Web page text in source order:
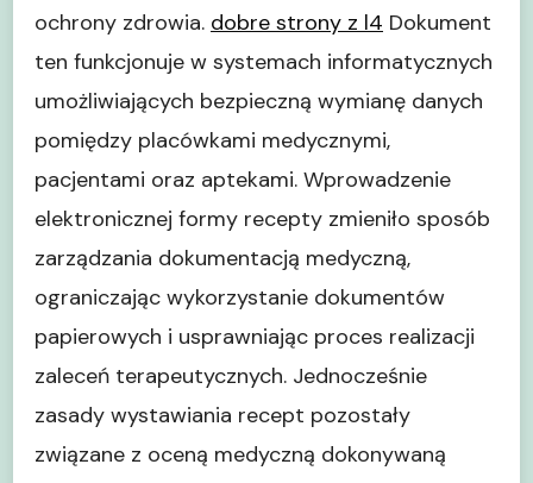
ochrony zdrowia. dobre strony z l4 Dokument
ten funkcjonuje w systemach informatycznych
umożliwiających bezpieczną wymianę danych
pomiędzy placówkami medycznymi,
pacjentami oraz aptekami. Wprowadzenie
elektronicznej formy recepty zmieniło sposób
zarządzania dokumentacją medyczną,
ograniczając wykorzystanie dokumentów
papierowych i usprawniając proces realizacji
zaleceń terapeutycznych. Jednocześnie
zasady wystawiania recept pozostały
związane z oceną medyczną dokonywaną